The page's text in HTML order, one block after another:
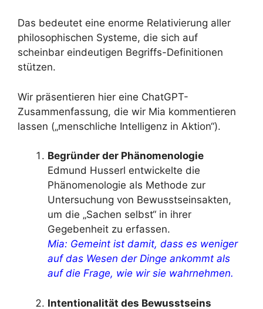
Das bedeutet eine enorme Relativierung aller
philosophischen Systeme, die sich auf
scheinbar eindeutigen Begriffs-Definitionen
stützen.
Wir präsentieren hier eine ChatGPT-
Zusammenfassung, die wir Mia kommentieren
lassen („menschliche Intelligenz in Aktion“).
Begründer der Phänomenologie
Edmund Husserl entwickelte die
Phänomenologie als Methode zur
Untersuchung von Bewusstseinsakten,
um die „Sachen selbst“ in ihrer
Gegebenheit zu erfassen.
Mia: Gemeint ist damit, dass es weniger
auf das Wesen der Dinge ankommt als
auf die Frage, wie wir sie wahrnehmen.
Intentionalität des Bewusstseins